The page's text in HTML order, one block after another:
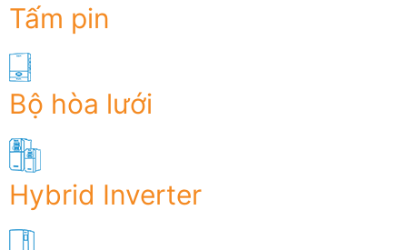
Tấm pin
Bộ hòa lưới
Hybrid Inverter